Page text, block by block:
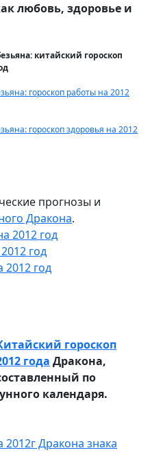
любовь, здоровье и
китайский гороскоп
гороскоп работы на 2012
гороскоп здоровья на 2012
прогнозы и
Дракона.
2012 год
год
2012 год
гороскоп
года Дракона,
по
календаря.
2012г Дракона знака